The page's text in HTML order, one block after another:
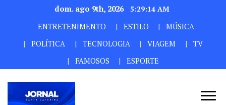
dom. ago 9th, 2026
5:29:14 AM
ENTRETENIMENTO
ESTILO
MÚSICA
POLÍTICA
TECNOLOGIA VIAGEM
TV
FAMOSOS
ESPORTE